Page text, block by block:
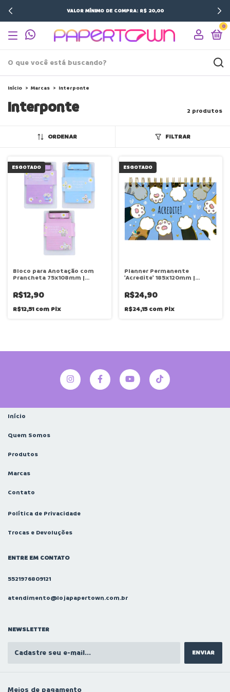
VALOR MÍNIMO DE COMPRA: R$ 20,00
0
Início > Marcas > Interponte
Interponte 2 produtos
ORDENAR FILTRAR
ESGOTADO
Bloco para Anotação com
Prancheta 75x108mm |
R$12,90
R$12,51com Pix
ESGOTADO
Planner Permanente
'Acredite' 185x120mm |
R$24,90
R$24,15com Pix
Início
Quem Somos
Produtos
Marcas
Contato
Política de Privacidade
Trocas e Devoluções
ENTRE EM CONTATO
5521976809121
atendimento@lojapapertown.com.br
NEWSLETTER
Meios de pagamento